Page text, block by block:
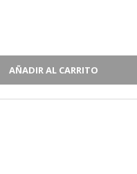
AÑADIR AL CARRITO